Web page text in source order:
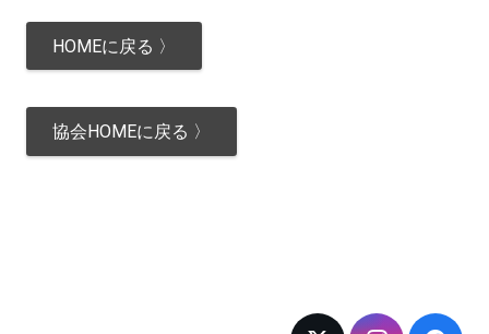
HOMEに戻る 〉
協会HOMEに戻る 〉